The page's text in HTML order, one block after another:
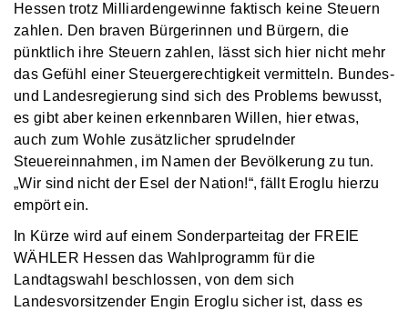
Hessen trotz Milliardengewinne faktisch keine Steuern
zahlen. Den braven Bürgerinnen und Bürgern, die
pünktlich ihre Steuern zahlen, lässt sich hier nicht mehr
das Gefühl einer Steuergerechtigkeit vermitteln. Bundes-
und Landesregierung sind sich des Problems bewusst,
es gibt aber keinen erkennbaren Willen, hier etwas,
auch zum Wohle zusätzlicher sprudelnder
Steuereinnahmen, im Namen der Bevölkerung zu tun.
„Wir sind nicht der Esel der Nation!“, fällt Eroglu hierzu
empört ein.
In Kürze wird auf einem Sonderparteitag der FREIE
WÄHLER Hessen das Wahlprogramm für die
Landtagswahl beschlossen, von dem sich
Landesvorsitzender Engin Eroglu sicher ist, dass es